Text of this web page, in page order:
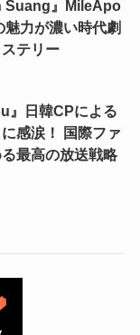
Suang』MileApo
力が濃い時代劇
テリー
』日韓CPによる
感涙！ 国際ファ
最高の放送戦略